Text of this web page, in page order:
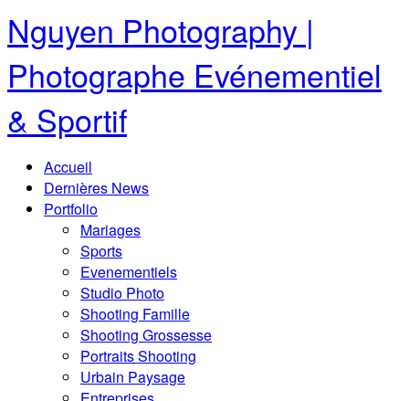
Nguyen Photography |
Photographe Evénementiel
& Sportif
Accueil
Dernières News
Portfolio
Mariages
Sports
Evenementiels
Studio Photo
Shooting Famille
Shooting Grossesse
Portraits Shooting
Urbain Paysage